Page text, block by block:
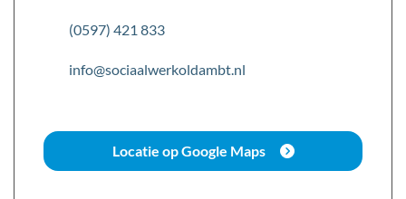
(0597) 421 833
info@sociaalwerkoldambt.nl
Locatie op Google Maps